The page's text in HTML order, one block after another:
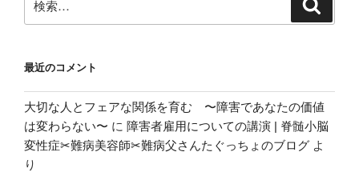
シ
索:
最近のコメント
大切な人とフェアな関係を育む 〜障害であなたの価値
は変わらない〜 に 障害者雇用についての講演 | 脊髄小脳
変性症✂︎難病美容師✂︎難病父さんたぐっちょのブログ よ
り